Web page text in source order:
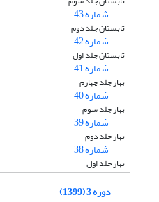
شماره 43
تابستان جلد دوم
شماره 42
تابستان جلد اول
شماره 41
بهار جلد چهارم
شماره 40
بهار جلد سوم
شماره 39
بهار جلد دوم
شماره 38
بهار جلد اول
دوره 3 (1399)